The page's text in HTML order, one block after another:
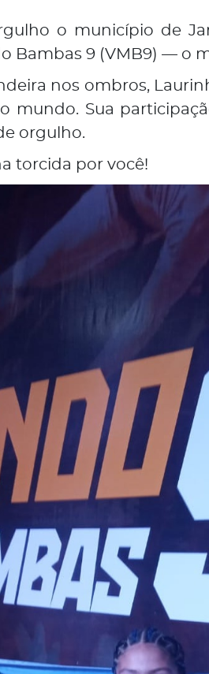
o município de
Bambas 9 (VMB9) — o
nos ombros,
mundo. Sua
orgulho.
torcida por você!